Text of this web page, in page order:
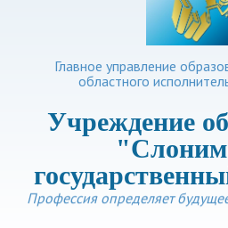
Главное управление
областного
Учреждение
Профессия определяет